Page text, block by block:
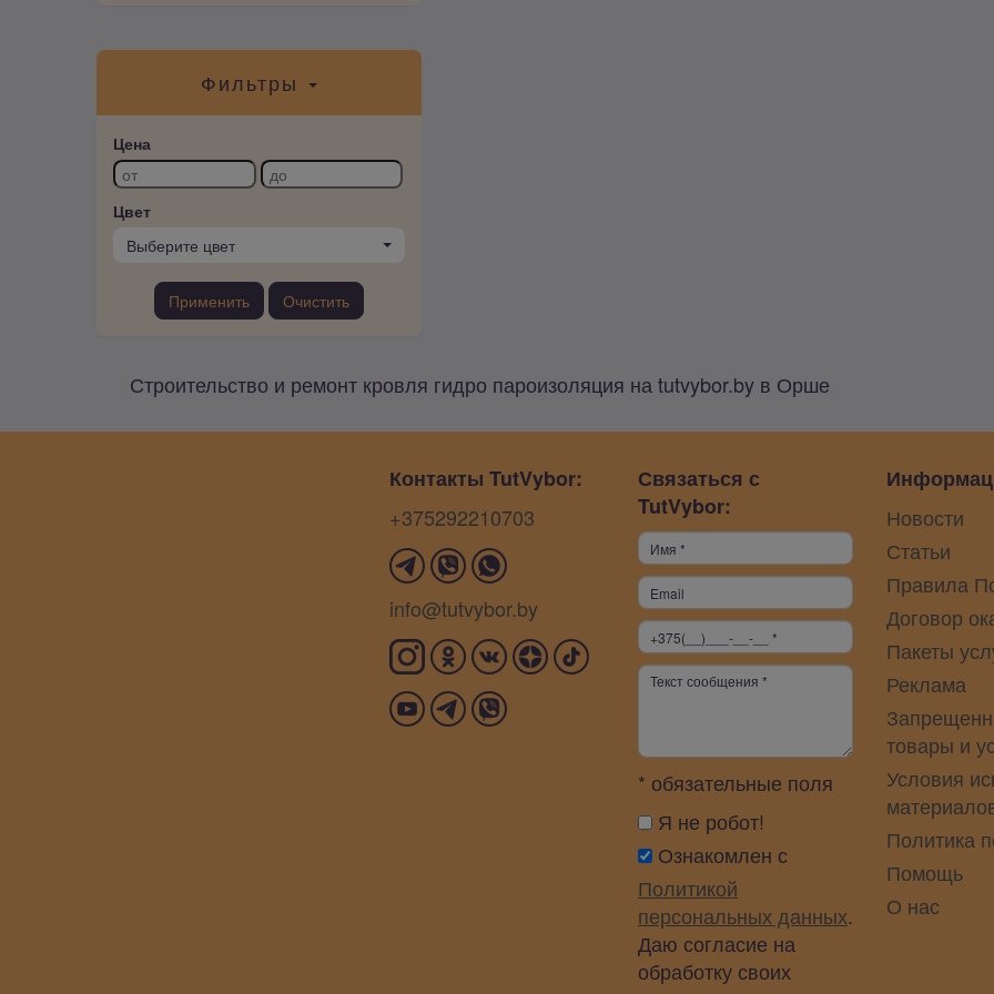
Фильтры
Цена
Цвет
Выберите цвет
Применить Очистить
Строительство и ремонт кровля гидро пароизоляция на tutvybor.by в Орше
Контакты TutVybor:
+375292210703
info@tutvybor.by
Связаться с
TutVybor:
* обязательные поля
Я не робот!
Ознакомлен с
Политикой
персональных данных.
Даю согласие на
обработку своих
Новости
Статьи
Правила
Договор
Пакеты
Реклама
товары и
Условия
Политика
Помощь
О нас